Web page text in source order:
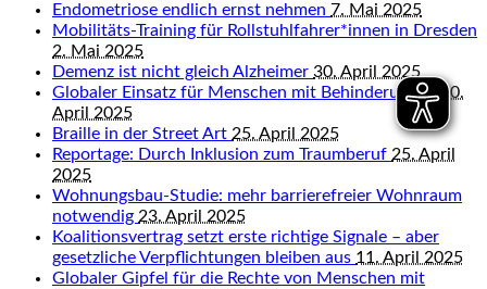
Endometriose endlich ernst nehmen 7. Mai 2025
Mobilitäts-Training für Rollstuhlfahrer*innen in Dresden
2. Mai 2025
Demenz ist nicht gleich Alzheimer 30. April 2025
Globaler Einsatz für Menschen mit Behinderungen 30.
April 2025
Braille in der Street Art 25. April 2025
Reportage: Durch Inklusion zum Traumberuf 25. April
2025
Wohnungsbau-Studie: mehr barrierefreier Wohnraum
notwendig 23. April 2025
Koalitionsvertrag setzt erste richtige Signale – aber
gesetzliche Verpflichtungen bleiben aus 11. April 2025
Globaler Gipfel für die Rechte von Menschen mit